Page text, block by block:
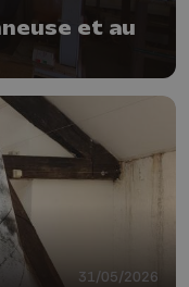
et au
31/05/2026